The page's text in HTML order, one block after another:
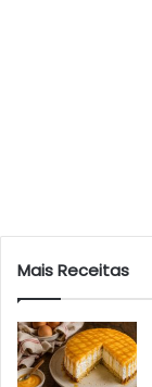
Mais Receitas